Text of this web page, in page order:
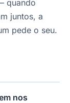
quando
juntos, a
pede o seu.
nos